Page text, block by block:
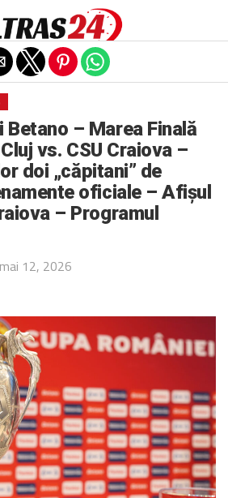
Betano – Marea Finală
vs. CSU Craiova –
doi „căpitani” de
oficiale – Afișul
– Programul
mai 12, 2026
mobile version